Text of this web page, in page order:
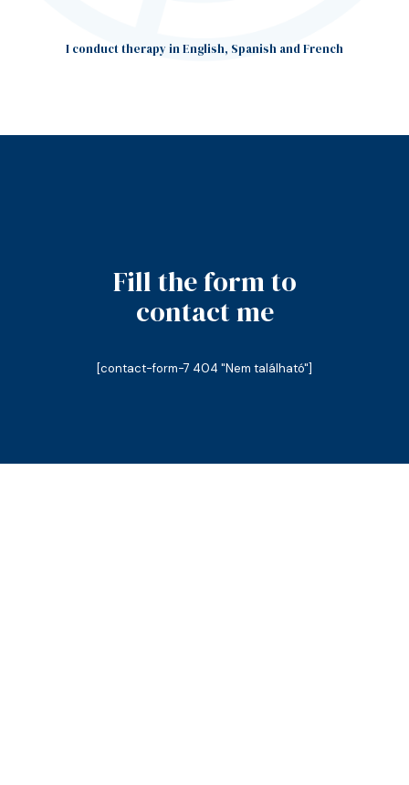
I conduct therapy in English, Spanish and French
Fill the form to
contact me
[contact-form-7 404 "Nem található"]